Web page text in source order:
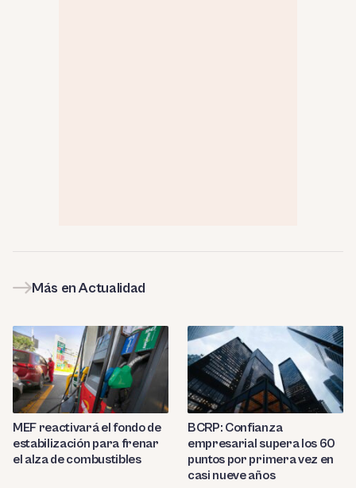
Más en Actualidad
MEF reactivará el fondo de
estabilización para frenar
el alza de combustibles
BCRP: Confianza
empresarial supera los 60
puntos por primera vez en
casi nueve años